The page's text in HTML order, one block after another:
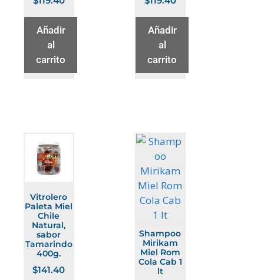
Añadir
al
carrito
Añadir
al
carrito
Vitrolero
Paleta Miel
Chile
Natural,
sabor
Tamarindo
400g.
$141.40
Shampoo
Mirikam
Miel Rom
Cola Cab 1
lt